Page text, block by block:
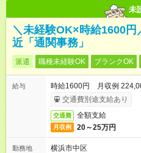
未
＼未経験OK×時給1600
近「通関事務」
派遣 職種未経験OK ブランクOK
給与
時給1600円 月収例
交通費別途支給あり
交通費 全額支給
月収例 20～25万円
勤務地
横浜市中区